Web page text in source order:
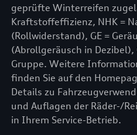
geprüfte Winterreifen
Kraftstoffeffizienz, NHK =
(Rollwiderstand), GE =
(Abrollgeräusch in Dezibel),
Gruppe. Weitere
finden Sie auf den
Details zu
und Auflagen der Räder-/
in Ihrem Service-Betrieb.